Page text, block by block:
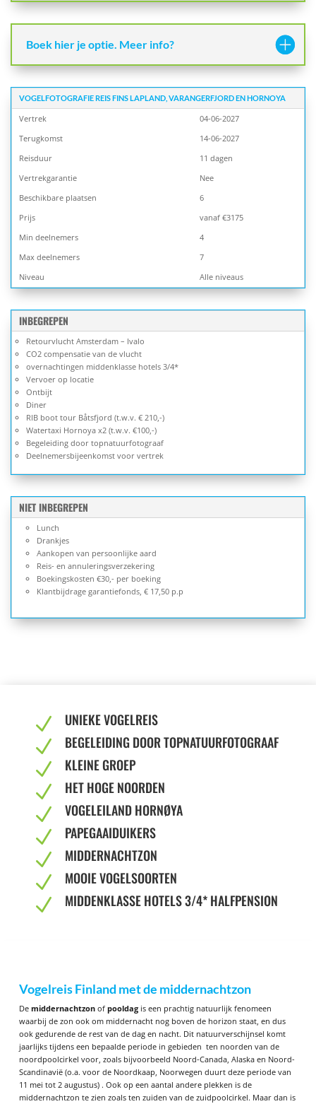
Boek hier je optie. Meer info?
VOGELFOTOGRAFIE REIS FINS LAPLAND, VARANGERFJORD EN HORNOYA
Vertrek
04-06-2027
Terugkomst
14-06-2027
Reisduur
11 dagen
Vertrekgarantie
Nee
Beschikbare plaatsen
6
Prijs
vanaf €3175
Min deelnemers
4
Max deelnemers
7
Niveau
Alle niveaus
INBEGREPEN
Retourvlucht Amsterdam – Ivalo
CO2 compensatie van de vlucht
overnachtingen middenklasse hotels 3/4*
Vervoer op locatie
Ontbijt
Diner
RIB boot tour Båtsfjord (t.w.v. € 210,-)
Watertaxi Hornoya x2 (t.w.v. €100,-)
Begeleiding door topnatuurfotograaf
Deelnemersbijeenkomst voor vertrek
NIET INBEGREPEN
Lunch
Drankjes
Aankopen van persoonlijke aard
Reis- en annuleringsverzekering
Boekingskosten €30,- per boeking
Klantbijdrage garantiefonds, € 17,50 p.p
N UNIEKE VOGELREIS
N BEGELEIDING DOOR TOPNATUURFOTOGRAAF
N KLEINE GROEP
N HET HOGE NOORDEN
N VOGELEILAND HORNØYA
N PAPEGAAIDUIKERS
N MIDDERNACHTZON
N MOOIE VOGELSOORTEN
N MIDDENKLASSE HOTELS 3/4* HALFPENSION
Vogelreis Finland met de middernachtzon
De middernachtzonof pooldagis een prachtig natuurlijk fenomeen
waarbij de zon ook om middernacht nog boven de horizon staat, en dus
ook gedurende de rest van de dag en nacht. Dit natuurverschijnsel komt
jaarlijks tijdens een bepaalde periode in gebieden ten noorden van de
noordpoolcirkel voor, zoals bijvoorbeeld Noord-Canada, Alaska en Noord-
Scandinavië (o.a. voor de Noordkaap, Noorwegen duurt deze periode van
11 mei tot 2 augustus) . Ook op een aantal andere plekken is de
middernachtzon te zien zoals ten zuiden van de zuidpoolcirkel. Maar dan is